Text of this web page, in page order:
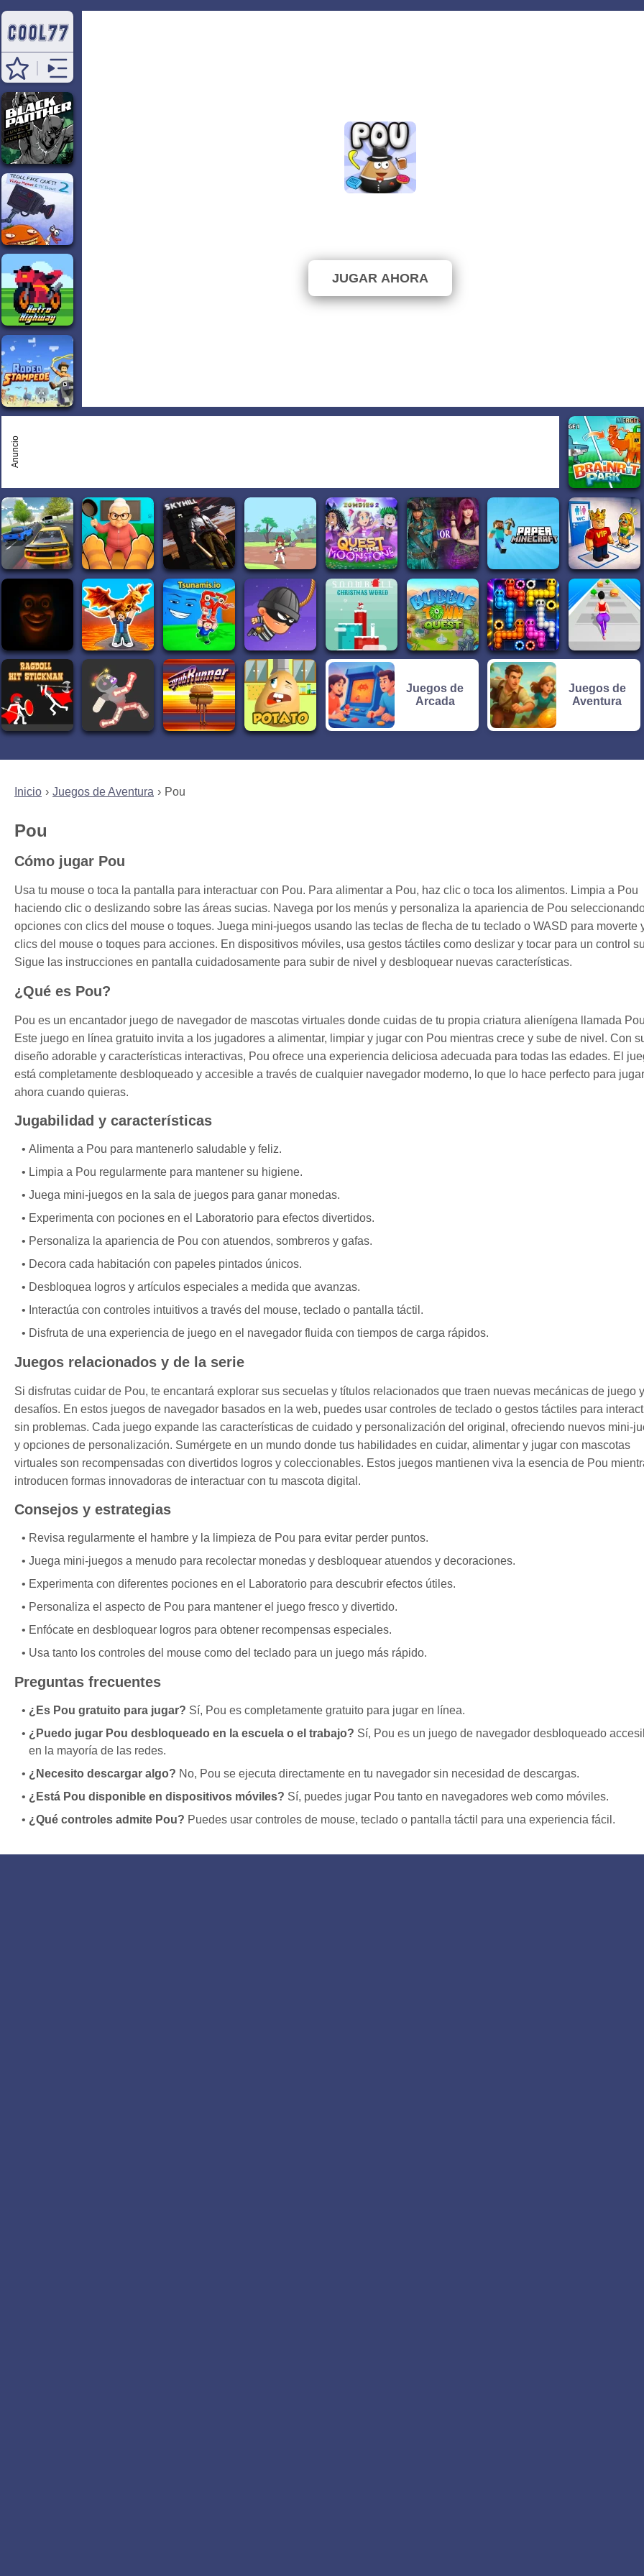
Inicio Juegos de Aventura Pou
Pou
Cómo jugar Pou
Usa tu mouse o toca la pantalla para interactuar con Pou. Para alimentar a Pou, haz clic o toca los alimentos. Limpia a Pou
haciendo clic o deslizando sobre las áreas sucias. Navega por los menús y personaliza la apariencia de Pou
opciones con clics del mouse o toques. Juega mini-juegos usando las teclas de flecha de tu teclado o WASD para moverte
clics del mouse o toques para acciones. En dispositivos móviles, usa gestos táctiles como deslizar y tocar para un control
Sigue las instrucciones en pantalla cuidadosamente para subir de nivel y desbloquear nuevas características.
¿Qué es Pou?
Pou es un encantador juego de navegador de mascotas virtuales donde cuidas de tu propia criatura alienígena llamada
Este juego en línea gratuito invita a los jugadores a alimentar, limpiar y jugar con Pou mientras crece y sube de nivel. Con
diseño adorable y características interactivas, Pou ofrece una experiencia deliciosa adecuada para todas las edades. El
está completamente desbloqueado y accesible a través de cualquier navegador moderno, lo que lo hace perfecto para jugar
ahora cuando quieras.
Jugabilidad y características
Alimenta a Pou para mantenerlo saludable y feliz.
Limpia a Pou regularmente para mantener su higiene.
Juega mini-juegos en la sala de juegos para ganar monedas.
Experimenta con pociones en el Laboratorio para efectos divertidos.
Personaliza la apariencia de Pou con atuendos, sombreros y gafas.
Decora cada habitación con papeles pintados únicos.
Desbloquea logros y artículos especiales a medida que avanzas.
Interactúa con controles intuitivos a través del mouse, teclado o pantalla táctil.
Disfruta de una experiencia de juego en el navegador fluida con tiempos de carga rápidos.
Juegos relacionados y de la serie
Si disfrutas cuidar de Pou, te encantará explorar sus secuelas y títulos relacionados que traen nuevas mecánicas de juego y
desafíos. En estos juegos de navegador basados en la web, puedes usar controles de teclado o gestos táctiles para
sin problemas. Cada juego expande las características de cuidado y personalización del original, ofreciendo nuevos mini-
y opciones de personalización. Sumérgete en un mundo donde tus habilidades en cuidar, alimentar y jugar con mascotas
virtuales son recompensadas con divertidos logros y coleccionables. Estos juegos mantienen viva la esencia de Pou
introducen formas innovadoras de interactuar con tu mascota digital.
Consejos y estrategias
Revisa regularmente el hambre y la limpieza de Pou para evitar perder puntos.
Juega mini-juegos a menudo para recolectar monedas y desbloquear atuendos y decoraciones.
Experimenta con diferentes pociones en el Laboratorio para descubrir efectos útiles.
Personaliza el aspecto de Pou para mantener el juego fresco y divertido.
Enfócate en desbloquear logros para obtener recompensas especiales.
Usa tanto los controles del mouse como del teclado para un juego más rápido.
Preguntas frecuentes
¿Es Pou gratuito para jugar? Sí, Pou es completamente gratuito para jugar en línea.
¿Puedo jugar Pou desbloqueado en la escuela o el trabajo? Sí, Pou es un juego de navegador desbloqueado
en la mayoría de las redes.
¿Necesito descargar algo? No, Pou se ejecuta directamente en tu navegador sin necesidad de descargas.
¿Está Pou disponible en dispositivos móviles? Sí, puedes jugar Pou tanto en navegadores web como móviles.
¿Qué controles admite Pou? Puedes usar controles de mouse, teclado o pantalla táctil para una experiencia fácil.
JUGAR AHORA
Anuncio
Juegos de
Arcada
Juegos de
Aventura